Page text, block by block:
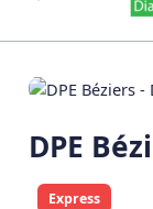
DPE
Express